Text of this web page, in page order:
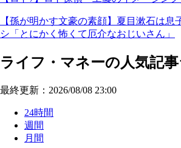
【孫が明かす文豪の素顔】夏目漱石は息
シ「とにかく怖くて厄介なおじいさん」
ライフ・マネーの人気記
最終更新：2026/08/08 23:00
24時間
週間
月間